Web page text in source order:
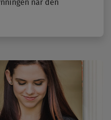
när den